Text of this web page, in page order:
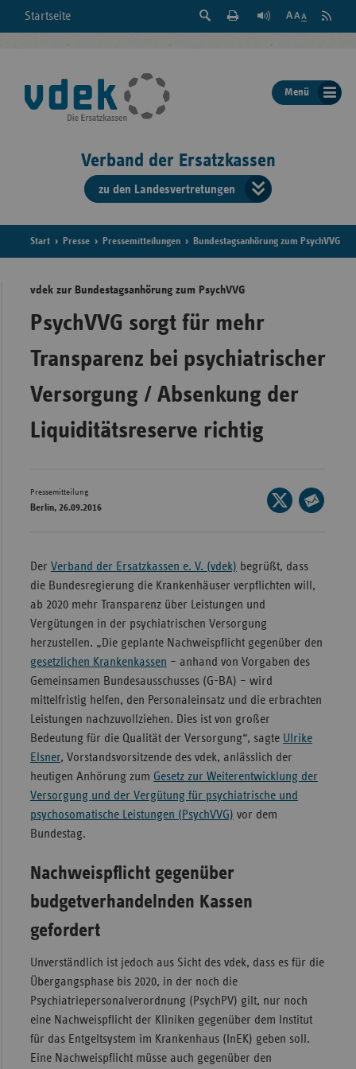
Startseite
Suche
der
Seite
Feed
Menü
Verband der Ersatzkassen
zu den Landesvertretungen
der
Hessen
Start Presse Pressemitteilungen Bundestagsanhörung zum PsychVVG
vdek zur Bundestagsanhörung zum PsychVVG
PsychVVG sorgt für mehr
Transparenz bei psychiatrischer
Versorgung / Absenkung der
Liquiditätsreserve richtig
Pressemitteilung
Berlin, 26.09.2016
Seite
auf
Mail
Der Verband der Ersatzkassen e. V. (vdek) begrüßt, dass
die Bundesregierung die Krankenhäuser verpflichten will,
ab 2020 mehr Transparenz über Leistungen und
Vergütungen in der psychiatrischen Versorgung
herzustellen. „Die geplante Nachweispflicht gegenüber den
gesetzlichen Krankenkassen – anhand von Vorgaben des
Gemeinsamen Bundesausschusses (G-BA) – wird
mittelfristig helfen, den Personaleinsatz und die erbrachten
Leistungen nachzuvollziehen. Dies ist von großer
Bedeutung für die Qualität der Versorgung“, sagte Ulrike
Elsner, Vorstandsvorsitzende des vdek, anlässlich der
heutigen Anhörung zum Gesetz zur Weiterentwicklung der
Versorgung und der Vergütung für psychiatrische und
psychosomatische Leistungen (PsychVVG) vor dem
Bundestag.
Nachweispflicht gegenüber
budgetverhandelnden Kassen
gefordert
Unverständlich ist jedoch aus Sicht des vdek, dass es für die
Übergangsphase bis 2020, in der noch die
Psychiatriepersonalverordnung (PsychPV) gilt, nur noch
eine Nachweispflicht der Kliniken gegenüber dem Institut
für das Entgeltsystem im Krankenhaus (InEK) geben soll.
Eine Nachweispflicht müsse auch gegenüber den